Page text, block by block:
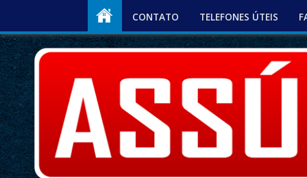
CONTATO TELEFONES ÚTEIS